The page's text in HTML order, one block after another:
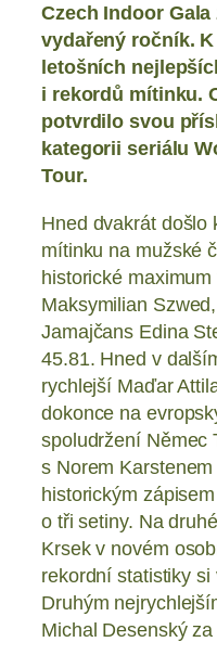
Czech Indoor
vydařený ročník.
letošních
i rekordů mítinku.
potvrdilo svou
kategorii seriálu
Tour.
Hned dvakrát došlo
mítinku na mužské
historické
Maksymilian
Jamajčans Edina
45.81. Hned v
rychlejší Maďar
dokonce na
spoludržení Němec
s Norem
historickým
o tři setiny. Na
Krsek v novém
rekordní statistiky
Druhým
Michal Desenský